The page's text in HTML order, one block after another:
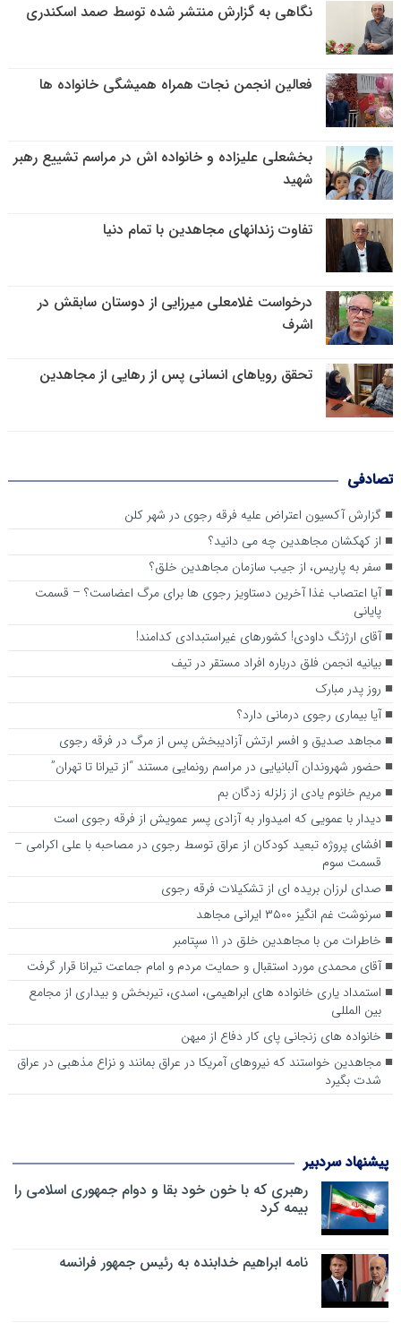
نگاهی به گزارش منتشر شده توسط صمد اسکندری
فعالین انجمن نجات همراه همیشگی خانواده ها
بخشعلی علیزاده و خانواده اش در مراسم تشییع رهبر
شهید
تفاوت زندانهای مجاهدین با تمام دنیا
درخواست غلامعلی میرزایی از دوستان سابقش در
اشرف
تحقق رویاهای انسانی پس از رهایی از مجاهدین
تصادفی
گزارش آکسیون اعتراض علیه فرقه رجوی در شهر کلن
از کهکشان مجاهدین چه می دانید؟
سفر به پاریس، از جیب سازمان مجاهدین خلق؟
آیا اعتصاب غذا آخرین دستاویز رجوی ها برای مرگ اعضاست؟ – قسمت
پایانی
آقای ارژنگ داودی! کشورهای غیراستبدادی کدامند!
بیانیه انجمن فلق درباره افراد مستقر در تیف
روز پدر مبارک
آیا بیماری رجوی درمانی دارد؟
مجاهد صدیق و افسر ارتش آزادیبخش پس از مرگ در فرقه رجوی
حضور شهروندان آلبانیایی در مراسم رونمایی مستند “از تیرانا تا تهران”
مریم خانوم یادی از زلزله زدگان بم
دیدار با عمویی که امیدوار به آزادی پسر عمویش از فرقه رجوی است
افشای پروژه تبعید کودکان از عراق توسط رجوی در مصاحبه با علی اکرامی –
قسمت سوم
صدای لرزان بریده ای از تشکیلات فرقه رجوی
سرنوشت غم انگیز ۳۵۰۰ ایرانی مجاهد
خاطرات من با مجاهدین خلق در 11 سپتامبر
آقای محمدی مورد استقبال و حمایت مردم و امام جماعت تیرانا قرار گرفت
استمداد یاری خانواده های ابراهیمی، اسدی، تیربخش و بیداری از مجامع
بین المللی
خانواده های زنجانی پای کار دفاع از میهن
مجاهدین خواستند که نیروهای آمریکا در عراق بمانند و نزاع مذهبی در عراق
شدت بگیرد
پیشنهاد سردبیر
رهبری که با خون خود بقا و دوام جمهوری اسلامی را
بیمه کرد
نامه ابراهیم خدابنده به رئیس جمهور فرانسه